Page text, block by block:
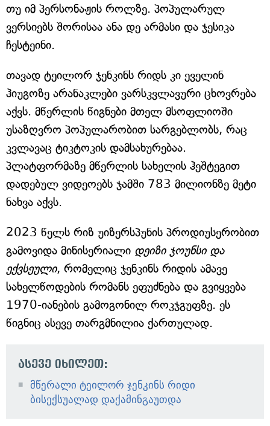
თუ იმ პერსონაჟის როლზე. პოპულარულ
ვერსიებს შორისაა ანა დე არმასი და ჯესიკა
ჩესტეინი.
თავად ტეილორ ჯენკინს რიდს კი ეველინ
ჰიუგოზე არანაკლები ვარსკვლავური ცხოვრება
აქვს. მწერლის წიგნები მთელ მსოფლიოში
უსაზღვრო პოპულარობით სარგებლობს, რაც
კვლავაც ტიკტოკის დამსახურებაა.
პლატფორმაზე მწერლის სახელის ჰეშტეგით
დადებულ ვიდეოებს ჯამში 783 მილიონზე მეტი
ნახვა აქვს.
2023 წელს რიზ უიზერსპუნის პროდიუსერობით
გამოვიდა მინისერიალი დეიზი ჯოუნსი და
ექვსეული, რომელიც ჯენკინს რიდის ამავე
სახელწოდების რომანს ეფუძნება და გვიყვება
1970-იანების გამოგონილ როკჯგუფზე. ეს
წიგნიც ასევე თარგმნილია ქართულად.
ასევე იხილეთ:
მწერალი ტეილორ ჯენკინს რიდი
ბისექსუალად დაქამინგაუთდა